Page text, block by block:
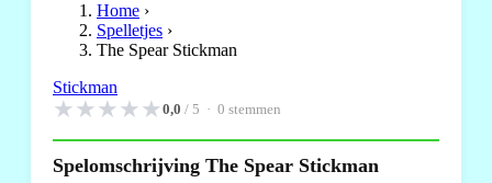
Home ›
Spelletjes ›
The Spear Stickman
Stickman
★★★★★0,0 / 5 · 0 stemmen
Spelomschrijving The Spear Stickman